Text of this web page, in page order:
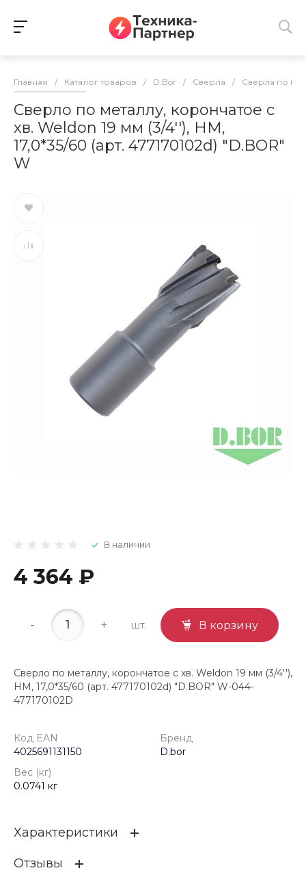
Главная / Каталог товаров / D.Bor / Сверла / Сверла по
Сверло по металлу, корончатое с
хв. Weldon 19 мм (3/4''), HM,
17,0*35/60 (арт. 477170102d) "D.BOR"
W
В наличии
4 364 ₽
- + шт. В корзину
Сверло по металлу, корончатое с хв. Weldon 19 мм (3/4''),
HM, 17,0*35/60 (арт. 477170102d) "D.BOR" W-044-
477170102D
Код EAN
4025691131150
Бренд
D.bor
Вес (кг)
0.0741 кг
Характеристики
Код EAN
Отзывы